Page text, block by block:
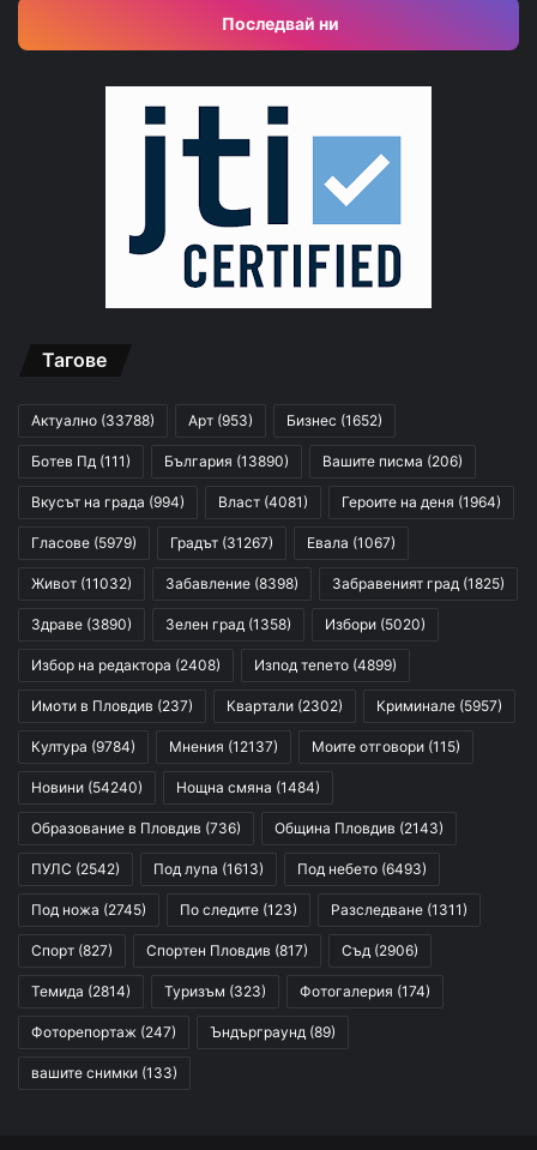
Последвай ни
Тагове
Актуално (33788) Арт (953) Бизнес (1652)
Ботев Пд (111) България (13890) Вашите писма (206)
Вкусът на града (994) Власт (4081) Героите на деня (1964)
Гласове (5979) Градът (31267) Евала (1067)
Живот (11032) Забавление (8398) Забравеният град (1825)
Здраве (3890) Зелен град (1358) Избори (5020)
Избор на редактора (2408) Изпод тепето (4899)
Имоти в Пловдив (237) Квартали (2302) Криминале (5957)
Култура (9784) Мнения (12137) Моите отговори (115)
Новини (54240) Нощна смяна (1484)
Образование в Пловдив (736) Община Пловдив (2143)
ПУЛС (2542) Под лупа (1613) Под небето (6493)
Под ножа (2745) По следите (123) Разследване (1311)
Спорт (827) Спортен Пловдив (817) Съд (2906)
Темида (2814) Туризъм (323) Фотогалерия (174)
Фоторепортаж (247) Ъндърграунд (89)
вашите снимки (133)